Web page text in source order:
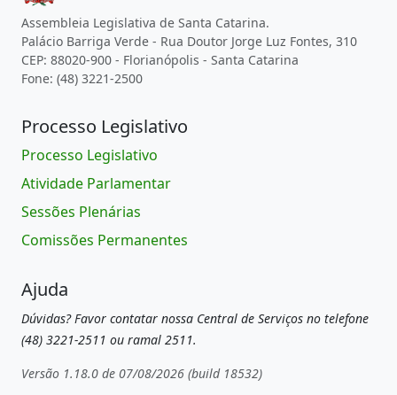
Assembleia Legislativa de Santa Catarina.
Palácio Barriga Verde - Rua Doutor Jorge Luz Fontes, 310
CEP: 88020-900 - Florianópolis - Santa Catarina
Fone: (48) 3221-2500
Processo Legislativo
Processo Legislativo
Atividade Parlamentar
Sessões Plenárias
Comissões Permanentes
Ajuda
Dúvidas? Favor contatar nossa Central de Serviços no telefone
(48) 3221-2511 ou ramal 2511.
Versão 1.18.0 de 07/08/2026 (build 18532)